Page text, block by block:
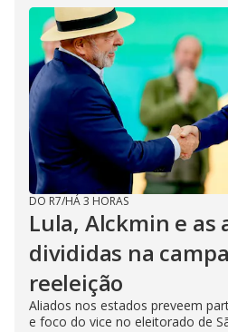
DO R7/HÁ 3 HORAS
Lula, Alckmin e as
divididas na
reeleição
Aliados nos estados preveem
e foco do vice no eleitorado de